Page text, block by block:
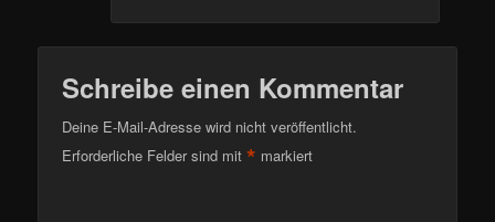
Schreibe einen Kommentar
Deine E-Mail-Adresse wird nicht veröffentlicht.
Erforderliche Felder sind mit* markiert